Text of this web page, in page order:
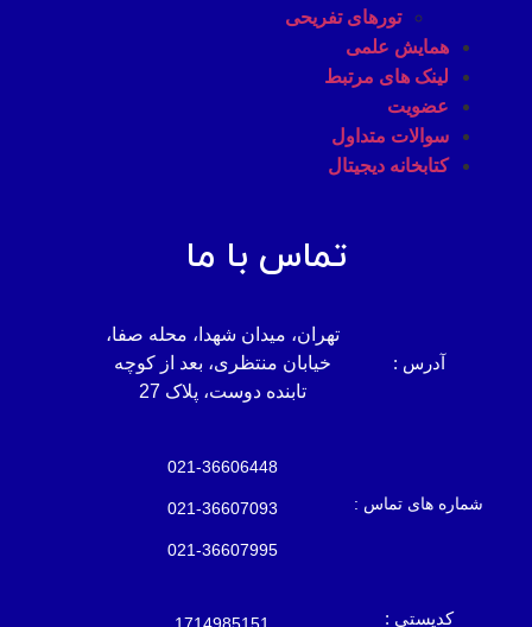
تورهای تفریحی
همایش علمی
لینک های مرتبط
عضویت
سوالات متداول
کتابخانه دیجیتال
تماس با ما
آدرس :
تهران، میدان شهدا، محله صفا،
خیابان منتظری، بعد از کوچه
تابنده دوست، پلاک 27
شماره های تماس :
021-36606448
021-36607093
021-36607995
کدپستی :